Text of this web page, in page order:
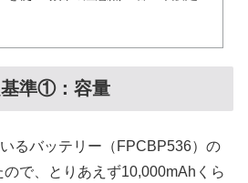
準①：容量
るバッテリー（FPCBP536）の
で、とりあえず10,000mAhくら